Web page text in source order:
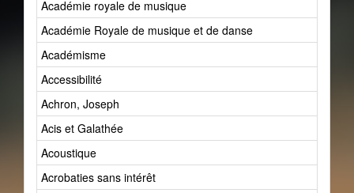
Académie royale de musique
Académie Royale de musique et de danse
Académisme
Accessibilité
Achron, Joseph
Acis et Galathée
Acoustique
Acrobaties sans intérêt